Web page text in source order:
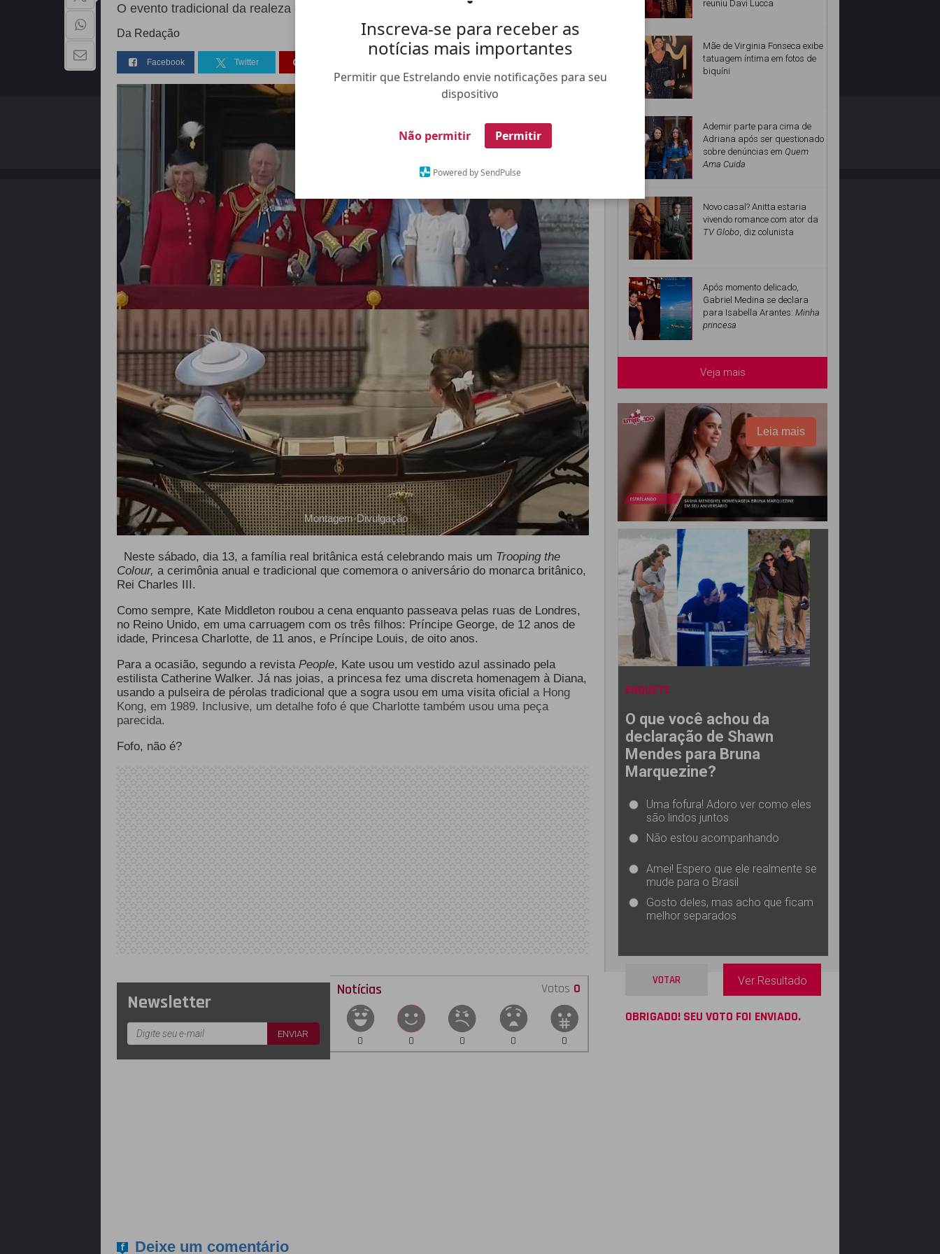
Inscreva-se para receber as
notícias mais importantes
Permitir que Estrelando envie notificações para seu
dispositivo
Não permitir Permitir
Powered by SendPulse
O evento tradicional da realeza celebra o aniversário do soberano
Da Redação
Facebook Twitter
Montagem-Divulgação
Neste sábado, dia 13, a família real britânica está celebrando mais um Trooping the
Colour, a cerimônia anual e tradicional que comemora o aniversário do monarca britânico,
Rei Charles III.
Como sempre, Kate Middleton roubou a cena enquantopasseava pelas ruas de Londres,
no Reino Unido, em uma carruagem com os três filhos: Príncipe George, de 12 anos de
idade, Princesa Charlotte, de 11 anos, e Príncipe Louis, de oito anos.
Para a ocasião, segundo a revista People, Kate usou um vestido azul assinado pela
estilista Catherine Walker. Já nas joias, a princesa fez uma discreta homenagem à Diana,
usando a pulseira de pérolas tradicional que a sogra usou em uma visita oficial a Hong
Kong, em 1989. Inclusive, um detalhe fofo é que Charlotte também usou uma peça
parecida.
Fofo, não é?
Newsletter
Notícias Votos 0
0 0 0 0 0
Deixe um comentário
reuniu Davi Lucca
Mãe de Virginia Fonseca exibe
tatuagem íntima em fotos de
biquíni
Ademir parte para cima de
Adriana após ser questionado
sobre denúncias em Quem
Ama Cuida
Novo casal? Anitta estaria
vivendo romance com ator da
TV Globo, diz colunista
Após momento delicado,
Gabriel Medina se declara
para Isabella Arantes: Minha
princesa
Veja mais
Leia mais
ENQUETE
O que você achou da
declaração de Shawn
Mendes para Bruna
Marquezine?
Uma fofura! Adoro ver como eles
são lindos juntos
Não estou acompanhando
Amei! Espero que ele realmente se
mude para o Brasil
Gosto deles, mas acho que ficam
melhor separados
VOTAR Ver Resultado
OBRIGADO! SEU VOTO FOI ENVIADO.
TRABALHE NO ESTRELANDO
Copyright - 2026 | Todos os direitos reservados Desenvolvido por